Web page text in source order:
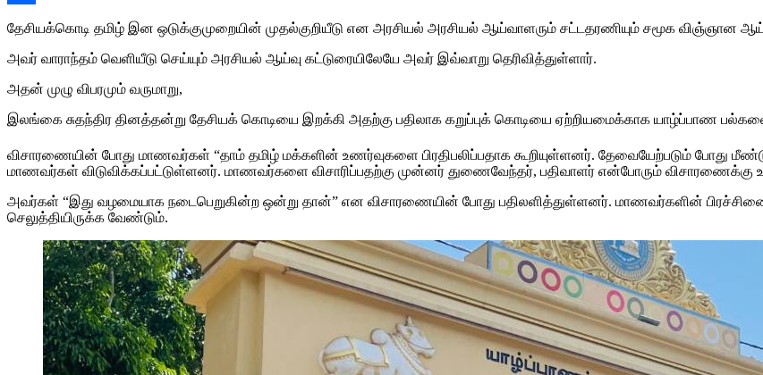
தேசியக்கொடி தமிழ் இன ஒடுக்குமுறையின் முதல்குறியீடு என அரசியல் அரசியல் ஆய்வாளரும் சட்டதரணியும் சமூக விஞ்ஞான
அவர் வாராந்தம் வெளியீடு செய்யும் அரசியல் ஆய்வு கட்டுரையிலேயே அவர் இவ்வாறு தெரிவித்துள்ளார்.
அதன் முழு விபரமும் வருமாறு,
இலங்கை சுதந்திர தினத்தன்று தேசியக் கொடியை இறக்கி அதற்கு பதிலாக கறுப்புக் கொடியை ஏற்றியமைக்காக யாழ்ப்பாண
விசாரணையின் போது மாணவர்கள் “தாம் தமிழ் மக்களின் உணர்வுகளை பிரதிபலிப்பதாக கூறியுள்ளனர். தேவையேற்படும் போது
மாணவர்கள் விடுவிக்கப்பட்டுள்ளனர். மாணவர்களை விசாரிப்பதற்கு முன்னர் துணைவேந்தர், பதிவாளர் என்போரும் விசாரணைக்கு
அவர்கள் “இது வழமையாக நடைபெறுகின்ற ஒன்று தான்” என விசாரணையின் போது பதிலளித்துள்ளனர். மாணவர்களின்
செலுத்தியிருக்க வேண்டும்.